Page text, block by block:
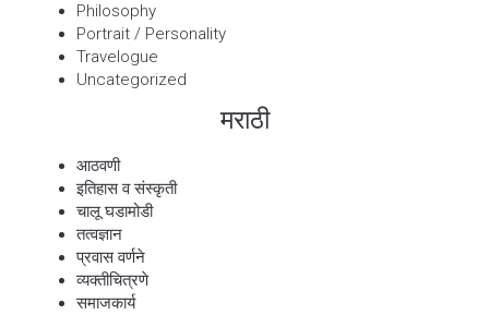
Philosophy
Portrait / Personality
Travelogue
Uncategorized
मराठी
आठवणी
इतिहास व संस्कृती
चालू घडामोडी
तत्वज्ञान
प्रवास वर्णने
व्यक्तीचित्रणे
समाजकार्य